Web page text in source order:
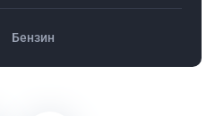
Бензин